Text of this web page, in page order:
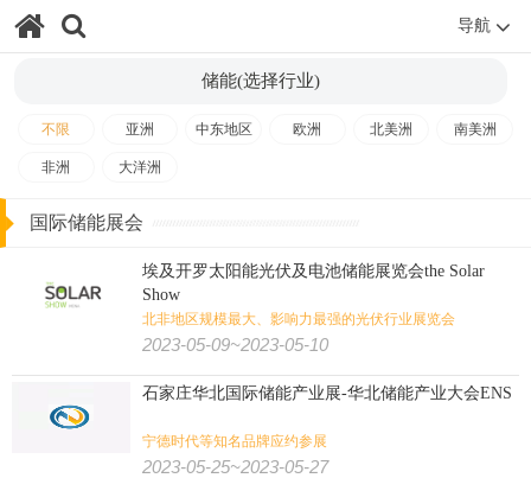
导航
冷链 海事 物流 轨道交通 航空 交通
殡葬 教育
食品/生鲜/饮料/烟酒:
电子烟 茶叶咖啡
大麻 火锅 餐饮
纺织/服装/皮革/鞋包:
皮革皮草 鞋 箱包 珠宝
储能(选择行业)
不限 亚洲 中东地区 欧洲 北美洲 南美洲
非洲 大洋洲
国际储能展会
埃及开罗太阳能光伏及电池储能展览会the Solar
Show
北非地区规模最大、影响力最强的光伏行业展览会
2023-05-09~2023-05-10
石家庄华北国际储能产业展-华北储能产业大会ENS
宁德时代等知名品牌应约参展
2023-05-25~2023-05-27